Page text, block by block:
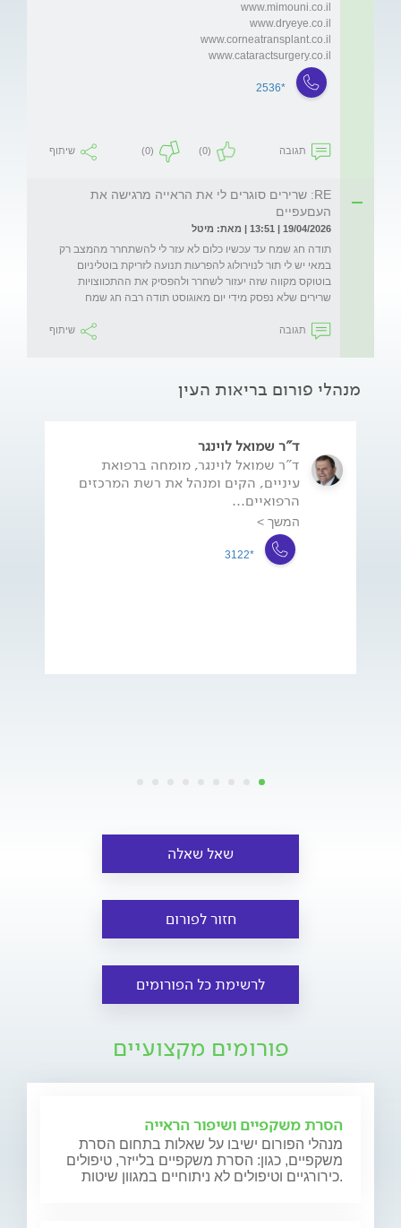
www.cataractsurgery.co.il
*2536
תגובה (0)
(0) שיתוף
RE: שרירים סוגרים לי את הראייה מרגישה את
העםעפיים
19/04/2026 | 13:51 | מאת: מיטל
תודה חג שמח עד עכשיו כלום לא עזר לי להשתחרר מהמצב רק
במאי יש לי תור לנוירולוג להפרעות תנועה לזריקת בוטליניום
בוטוקס מקווה שזה יעזור לשחרר ולהפסיק את ההתכווצויות
שרירים שלא נפסק מידי יום מאוגוסט תודה רבה חג שמח
תגובה שיתוף
מנהלי פורום בריאות העין
ד"ר שמואל לוינגר
ד"ר שמואל לוינגר, מומחה ברפואת
עיניים, הקים ומנהל את רשת המרכזים
הרפואיים...
המשך >
*3122
שאל שאלה
חזור לפורום
לרשימת כל הפורומים
פורומים מקצועיים
הסרת משקפיים ושיפור הראייה
מנהלי הפורום ישיבו על שאלות בתחום הסרת
משקפיים, כגון: הסרת משקפיים בלייזר, טיפולים
כירורגיים וטיפולים לא ניתוחיים במגוון שיטות.